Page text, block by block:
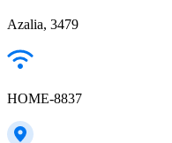
Azalia, 3479
HOME-8837